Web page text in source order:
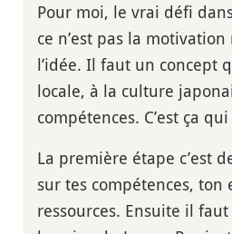
Pour moi, le vrai défi
ce n’est pas la motivation
l’idée. Il faut un concept
locale, à la culture
compétences. C’est ça
La première étape c’est
sur tes compétences, ton
ressources. Ensuite il